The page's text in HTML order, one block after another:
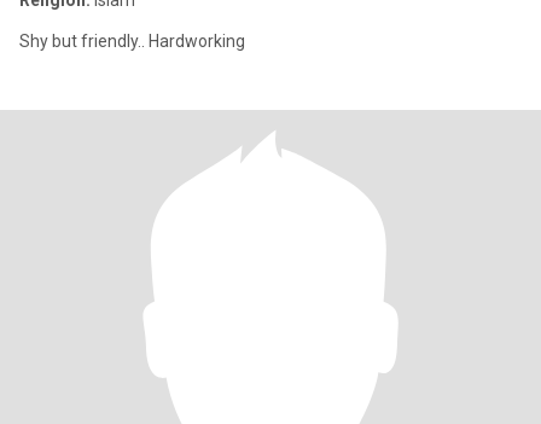
Shy but friendly.. Hardworking